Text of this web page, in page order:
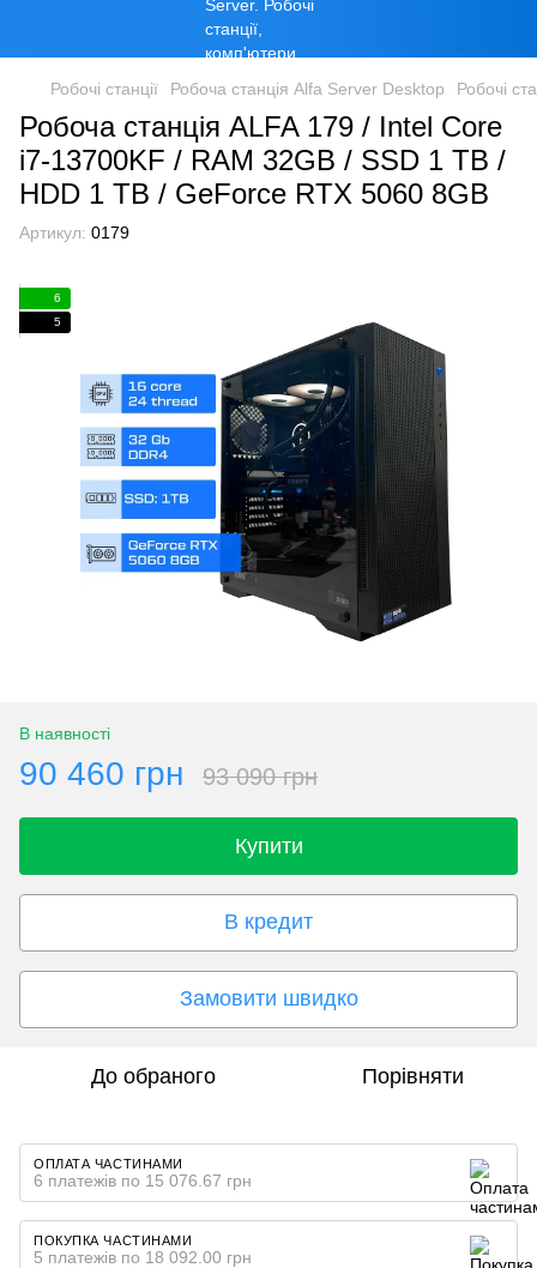
Робочі станції Робоча станція Alfa Server Desktop Робочі
Робоча станція ALFA 179 / Intel Core
i7-13700KF / RAM 32GB / SSD 1 TB /
HDD 1 TB / GeForce RTX 5060 8GB
Артикул: 0179
6
5
В наявності
90 460 грн 93 090 грн
Купити
В кредит
Замовити швидко
До обраного Порівняти
ОПЛАТА ЧАСТИНАМИ
6 платежів по 15 076.67 грн
ПОКУПКА ЧАСТИНАМИ
5 платежів по 18 092.00 грн